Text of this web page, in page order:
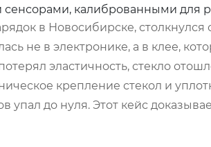
калиброванными для
в Новосибирске,
не в электронике, а в клее,
эластичность, стекло
крепление стекол и
упал до нуля. Этот кейс